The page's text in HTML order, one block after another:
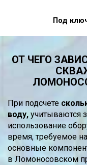
Под
ОТ ЧЕГО
При подсчете
воду, учитываются
использование
время, требуемое
основные
в Ломоносовском